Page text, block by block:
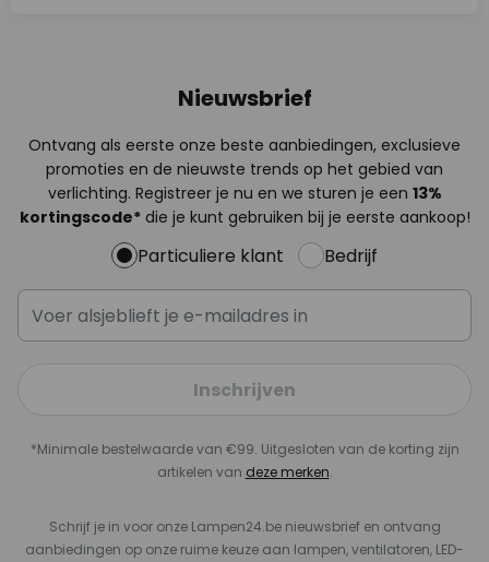
Nieuwsbrief
Ontvang als eerste onze beste aanbiedingen, exclusieve
promoties en de nieuwste trends op het gebied van
verlichting. Registreer je nu en we sturen je een 13%
kortingscode*die je kunt gebruiken bij je eerste aankoop!
Particuliere klant Bedrijf
Inschrijven
*Minimale bestelwaarde van €99. Uitgesloten van de korting zijn
artikelen van deze merken.
Schrijf je in voor onze Lampen24.be nieuwsbrief en ontvang
aanbiedingen op onze ruime keuze aan lampen, ventilatoren, LED-